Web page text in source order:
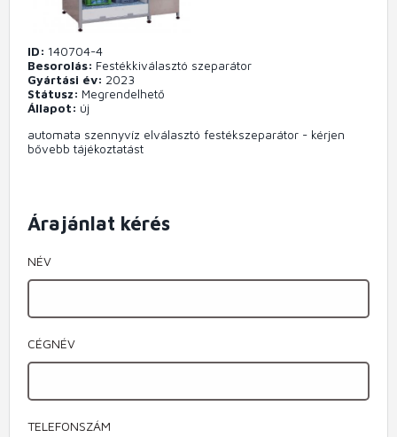
ID
140704-4
Besorolás
Festékkiválasztó szeparátor
Gyártási év
2023
Státusz
Megrendelhető
Állapot
új
automata szennyvíz elválasztó festékszeparátor - kérjen
bővebb tájékoztatást
Árajánlat kérés
NÉV
CÉGNÉV
TELEFONSZÁM